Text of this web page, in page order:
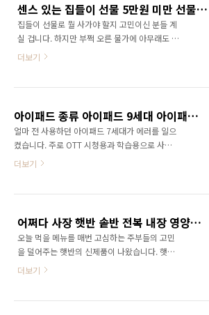
들이 선물 10만 원대 집들이 선물 20만 원 이상
집들이 선물 5만원~10만원 미만 집들이 선물 전
자레인지 자취생들의 필수품이라고 할 수 있는
전자레인지는 광파오븐 라인과 일반 전자레인지
을 갖춘 제품의 가격은 대폭 낮아졌습니다. 따라
지 않게 찾아볼 수 있는데요. 왼쪽은 레트로한 다
이얼식 전자레인지..
센스 있는 집들이 선물 5만원 미만 선물 추천 1
집들이 선물로 뭘 사가야 할지 고민이신 분들 계
실 겁니다. 하지만 부쩍 오른 물가에 아무래도 주
머니 사정은 여의치 않습니다. 그래서 제가 오늘
물 추천 집들이 선물의 의미 집들이 선물은 새로
마련 보금자리에 대한 축하와 응원의 마음을 담
아 전하는 선물입니다. 따라서 실용적이면서도
의미 있는 선물을 선택하는 것이 좋습니다. ▲전
술술 풀린다는 의미를 지니고 있습니다. 휴지처
휴지는 실용적인 측면에서도 집들이 선물로 적
합합니다. 매..
더보기
아이패드 종류 아이패드 9세대 아이패드 싸게사는 법
얼마 전 사용하던 아이패드 7세대가 에러를 일으
켰습니다. 주로 OTT 시청용과 학습용으로 사용
하던 제품이라서 의아해했습니다. 자세히 살펴
데이트 마저 불가능한 상황. 이 제품을 구매할 때
더 큰 용량을 살까 하다가 인강용으로 사용할 목
적으로 32G를 선택했더니 4년 만에 이런 결과
를 낳게 되었습니다. 지금은 새로운 아이패드 구
에 따른 아이패드 고르는 법과 가격을 살펴봅니
더보기
어쩌다 사장 햇반 솥반 전복 내장 영양밥 솔직 후기
오늘 먹을 메뉴를 매번 고심하는 주부들의 고민
을 덜어주는 햇반의 신제품이 나왔습니다. 햇반
솥반 시리즈인데요. 기존 햇반은 쌀밥이나 잡곡
더보기